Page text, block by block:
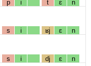
p i t ɛ n
s i ʁj ɛ n
s i dj ɛ n